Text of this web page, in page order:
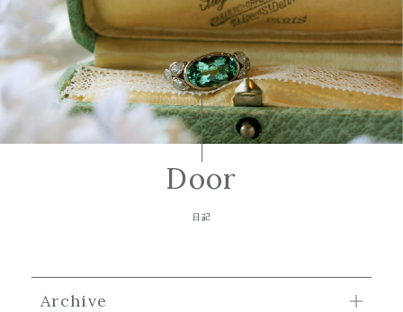
Door
日記
Archive